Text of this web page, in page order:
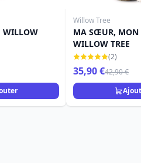
WILLOW
Willow Tree
MA SŒUR, MON
WILLOW TREE
(2)
35,90 €42,90 €